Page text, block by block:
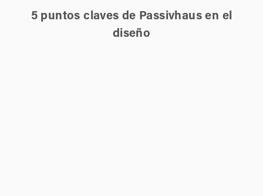
5 puntos claves de Passivhaus en el
diseño